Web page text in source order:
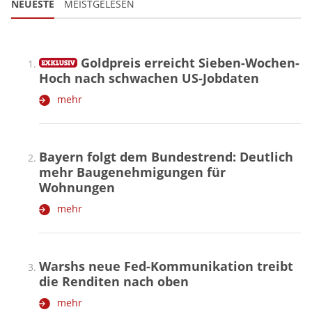
NEUESTE MEISTGELESEN
Goldpreis erreicht Sieben-Wochen-
Hoch nach schwachen US-Jobdaten
mehr
Bayern folgt dem Bundestrend: Deutlich
mehr Baugenehmigungen für
Wohnungen
mehr
Warshs neue Fed-Kommunikation treibt
die Renditen nach oben
mehr